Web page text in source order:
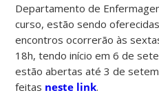
Departamento de
curso, estão sendo
encontros ocorrerão às
18h, tendo início em 6 de
estão abertas até 3 de
feitas neste link.